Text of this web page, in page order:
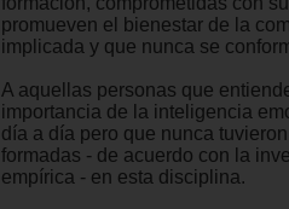
promueven el bienestar de la
implicada y que nunca se
A aquellas personas que
importancia de la inteligencia
día a día pero que nunca
formadas - de acuerdo con la
empírica - en esta disciplina.